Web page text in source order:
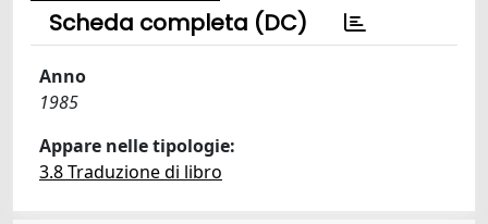
Scheda completa (DC)
Anno
1985
Appare nelle tipologie:
3.8 Traduzione di libro